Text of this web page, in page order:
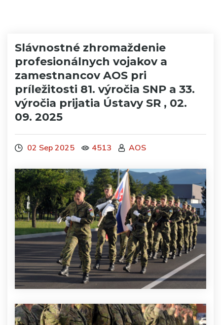
Slávnostné zhromaždenie
profesionálnych vojakov a
zamestnancov AOS pri
príležitosti 81. výročia SNP a 33.
výročia prijatia Ústavy SR , 02.
09. 2025
02 Sep 2025 4513 AOS